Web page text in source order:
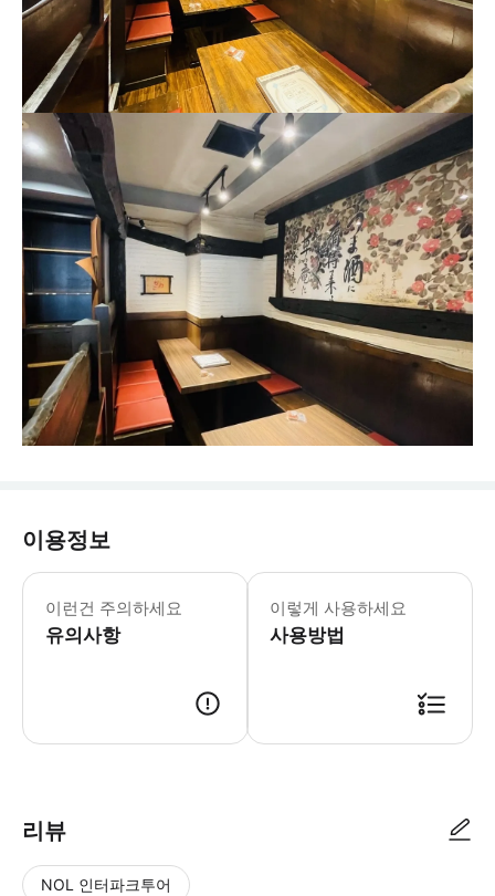
이용정보
이런건 주의하세요
유의사항
이렇게 사용하세요
사용방법
리뷰
NOL 인터파크투어